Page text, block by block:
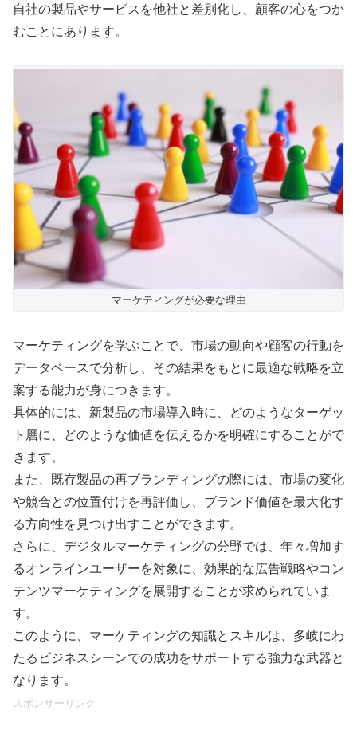
自社の製品やサービスを他社と差別化し、顧客の心をつか
むことにあります。
マーケティングが必要な理由
マーケティングを学ぶことで、市場の動向や顧客の行動を
データベースで分析し、その結果をもとに最適な戦略を立
案する能力が身につきます。
具体的には、新製品の市場導入時に、どのようなターゲッ
ト層に、どのような価値を伝えるかを明確にすることがで
きます。
また、既存製品の再ブランディングの際には、市場の変化
や競合との位置付けを再評価し、ブランド価値を最大化す
る方向性を見つけ出すことができます。
さらに、デジタルマーケティングの分野では、年々増加す
るオンラインユーザーを対象に、効果的な広告戦略やコン
テンツマーケティングを展開することが求められていま
す。
このように、マーケティングの知識とスキルは、多岐にわ
たるビジネスシーンでの成功をサポートする強力な武器と
なります。
スポンサーリンク